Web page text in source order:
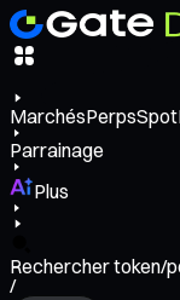
MarchésPerpsSpot
Parrainage
Plus
Rechercher token/
/